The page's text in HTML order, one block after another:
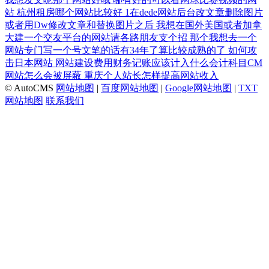
站 杭州租房哪个网站比较好 1在dede网站后台改文章删除图片
或者用Dw修改文章和替换图片之后 我想在国外美国或者加拿
大建一个交友平台的网站请各路朋友支个招 那个我想去一个
网站专门写一个号文笔的话有34年了算比较成熟的了 如何攻
击日本网站 网站建设费用财务记账应该计入什么会计科目CM
网站怎么会被屏蔽 重庆个人站长怎样提高网站收入
© AutoCMS 网站地图 | 百度网站地图 | Google网站地图 | TXT
网站地图 联系我们